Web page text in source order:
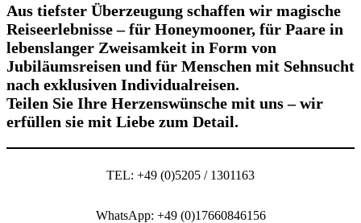
Aus tiefster Überzeugung schaffen wir magische
Reiseerlebnisse – für Honeymooner, für Paare in
lebenslanger Zweisamkeit in Form von
Jubiläumsreisen und für Menschen mit Sehnsucht
nach exklusiven Individualreisen.
Teilen Sie Ihre Herzenswünsche mit uns – wir
erfüllen sie mit Liebe zum Detail.
TEL: +49 (0)5205 / 1301163
WhatsApp: +49 (0)17660846156